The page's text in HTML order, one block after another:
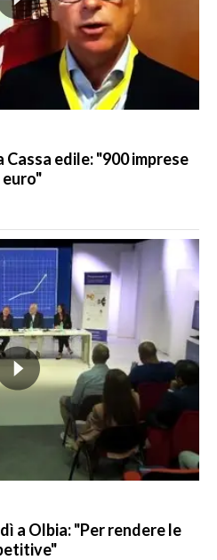
edile: "900 imprese
euro"
a Olbia: "Per rendere le